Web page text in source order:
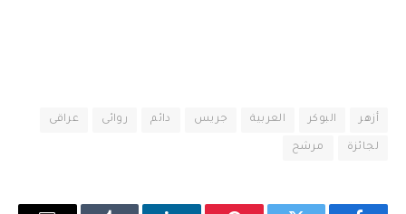
أزهر البوكر العربية جريس دائم روائى عراقى
لجائزة مرشح